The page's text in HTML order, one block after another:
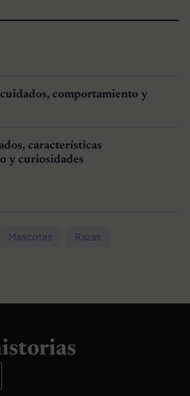
comportamiento y
características
y curiosidades
Mascotas Razas